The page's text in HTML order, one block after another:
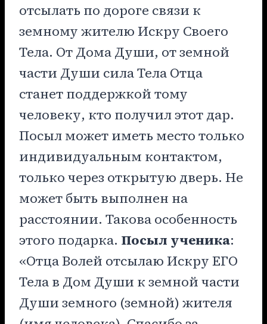
отсылать по дороге связи к
земному жителю Искру Своего
Тела. От Дома Души, от земной
части Души сила Тела Отца
станет поддержкой тому
человеку, кто получил этот дар.
Посыл может иметь место только
индивидуальным контактом,
только через открытую дверь. Не
может быть выполнен на
расстоянии. Такова особенность
этого подарка. Посыл ученика:
«Отца Волей отсылаю Искру ЕГО
Тела в Дом Души к земной части
Души земного (земной) жителя